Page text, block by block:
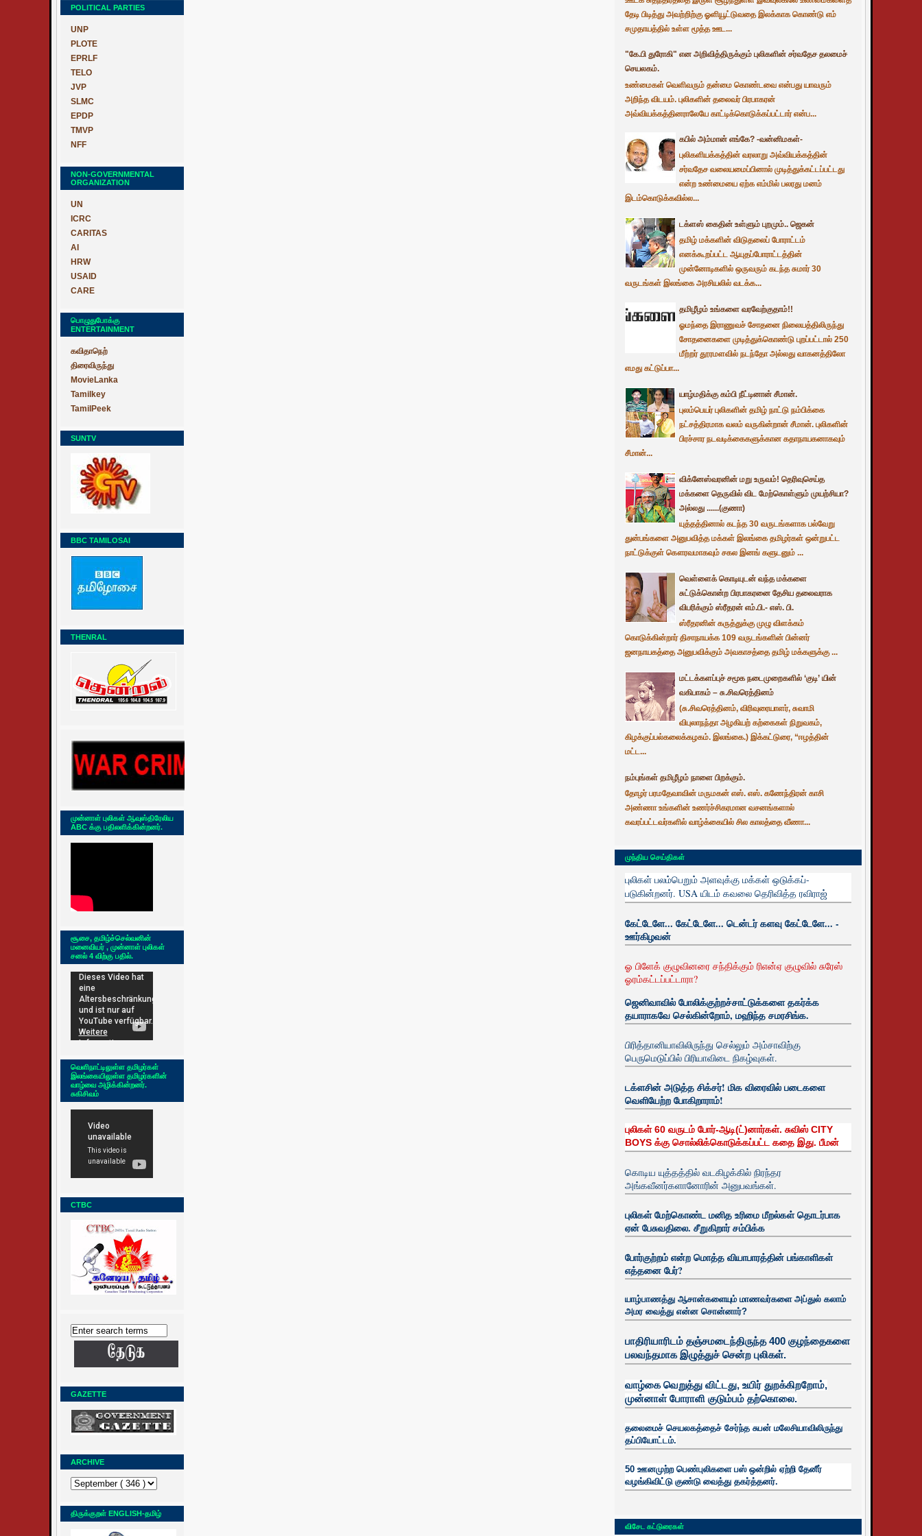
POLITICAL PARTIES
UNP
PLOTE
EPRLF
TELO
JVP
SLMC
EPDP
TMVP
NFF
NON-GOVERNMENTAL
ORGANIZATION
UN
ICRC
CARITAS
AI
HRW
USAID
CARE
பொழுதுபோக்கு
ENTERTAINMENT
கவிதாநெற்
திரைவிருந்து
MovieLanka
Tamilkey
TamilPeek
SUNTV
BBC TAMILOSAI
THENRAL
முன்னாள் புலிகள் ஆவுஸ்திரேலிய
ABC க்கு பதிலளிக்கின்றனர்.
சூசை, தமிழ்ச்செல்வனின்
மனைவியர் , முன்னாள் புலிகள்
சனல் 4 விற்கு பதில்.
வெளிநாட்டிலுள்ள தமிழர்கள்
இலங்கையிலுள்ள தமிழர்களின்
வாழ்வை அழிக்கின்றனர்.
சுகிசிவம்
CTBC
GAZETTE
ARCHIVE
திருக்குறள் ENGLISH-தமிழ்
தேடி பிடித்து அவற்றிற்கு ஓளியூட்டுவதை இலக்காக கொண்டு எம்
சமுதாயத்தில் உள்ள மூத்த ஊட...
"கே.பி துரோகி" என அறிவித்திருக்கும் புலிகளின் சர்வதேச தலமைச்
செயலகம்.
உண்மைகள் வெளிவரும் தன்மை கொண்டவை என்பது யாவரும்
அறிந்த விடயம். புலிகளின் தலைவர் பிரபாகரன்
அவ்வியக்கத்தினராலேயே காட்டிக்கொடுக்கப்பட்டார் என்ப...
கபில் அம்மான் எங்கே? -வன்னிமகள்-
புலிகளியக்கத்தின் வரலாறு அவ்வியக்கத்தின்
சர்வதேச வலையமைப்பினால் முடித்துக்கட்டப்பட்டது
என்ற உண்மையை ஏற்க எம்மில் பலரது மனம்
இடம்கொடுக்கவில்ல...
டக்ளஸ் கைதின் உள்ளும் புறமும்.. ஜெகன்
தமிழ் மக்களின் விடுதலைப் போராட்டம்
எனக்கூறப்பட்ட ஆயுதப்போராட்டத்தின்
முன்னோடிகளில் ஒருவரும் கடந்த சுமார் 30
வருடங்கள் இலங்கை அரசியலில் வடக்க...
தமிழீழம் உங்களை வரவேற்குதாம்!!
ஓமந்தை இராணுவச் சோதனை நிலையத்திலிருந்து
சோதனைகளை முடித்துக்கொண்டு புறப்பட்டால் 250
மீற்றர் தூரமளவில் நடந்தோ அல்லது வாகனத்திலோ
எமது கட்டுப்பா...
யாழ்மதிக்கு கம்பி நீட்டினான் சீமான்.
புலம்பெயர் புலிகளின் தமிழ் நாட்டு நம்பிக்கை
நட்சத்திரமாக வலம் வருகின்றான் சீமான். புலிகளின்
பிரச்சார நடவடிக்கைகளுக்கான கதாநாயகனாகவும்
சீமான்...
விக்னேஸ்வரனின் மறு உருவம்! தெரிவுசெய்த
மக்களை தெருவில் விட மேற்கொள்ளும் முயற்சியா?
அல்லது ......(குணா)
யுத்தத்தினால் கடந்த 30 வருடங்களாக பல்வேறு
துன்பங்களை அனுபவித்த மக்கள் இலங்கை தமிழர்கள் ஒன்றுபட்ட
நாட்டுக்குள் கௌரவமாகவும் சகல இனங் களுடனும் ...
வெள்ளைக் கொடியுடன் வந்த மக்களை
சுட்டுக்கொன்ற பிரபாகரனை தேசிய தலைவராக
விபரிக்கும் ஸ்ரீதரன் எம்.பி.- எஸ். பி.
ஸ்ரீதரனின் கருத்துக்கு முழு விளக்கம்
கொடுக்கின்றார் திசாநாயக்க 109 வருடங்களின் பின்னர்
ஜனநாயகத்தை அனுபவிக்கும் அவகாசத்தை தமிழ் மக்களுக்கு ...
மட்டக்களப்புச் சமூக நடைமுறைகளில் ‘குடி’ யின்
வகிபாகம் – சு.சிவரெத்தினம்
(சு.சிவரெத்தினம், விரிவுரையாளர், சுவாமி
விபுலாநந்தா அழகியற் கற்கைகள் நிறுவகம்,
கிழக்குப்பல்கலைக்கழகம். இலங்கை.) இக்கட்டுரை, “ஈழத்தின்
மட்ட...
நம்புங்கள் தமிழீழம் நாளை பிறக்கும்.
தோழர் பரமதேவாவின் மருமகன் எஸ். எஸ். கணேந்திரன் காசி
அண்ணா உங்களின் உணர்ச்சிகரமான வசனங்களால்
கவரப்பட்டவர்களில் வாழ்க்கையில் சில காலத்தை வீணா...
முந்திய செய்திகள்
புலிகள் பலம்பெறும் அளவுக்கு மக்கள் ஒடுக்கப்-
படுகின்றனர். USA யிடம் கவலை தெரிவித்த ரவிராஜ்
கேட்டேளே... கேட்டேளே... டென்டர் களவு கேட்டேளே... -
ஊர்கிழவன்
ஓ பிளேக் குழுவினரை சந்திக்கும் ரிஎன்ஏ குழுவில் சுரேஸ்
ஓரம்கட்டப்பட்டாரா?
ஜெனிவாவில் போலிக்குற்றச்சாட்டுக்களை தகர்க்க
தயாராகவே செல்கின்றோம், மஹிந்த சமரசிங்க.
பிரித்தானியாவிலிருந்து செல்லும் அம்சாவிற்கு
பெருமெடுப்பில் பிரியாவிடை நிகழ்வுகள்.
டக்ளசின் அடுத்த சிக்சர்! மிக விரைவில் படைகளை
வெளியேற்ற போகிறாராம்!
புலிகள் 60 வருடம் போர்-ஆடி(ட்)னார்கள். சுவிஸ் CITY
BOYS க்கு சொல்லிக்கொடுக்கப்பட்ட கதை இது. பீமன்
கொடிய யுத்தத்தில் வடகிழக்கில் நிரந்தர
அங்கவீனர்களானோரின் அனுபவங்கள்.
புலிகள் மேற்கொண்ட மனித உரிமை மீறல்கள் தொடர்பாக
ஏன் பேசுவதிலை. சீறுகிறார் சம்பிக்க
போர்குற்றம் என்ற மொத்த வியாபாரத்தின் பங்காளிகள்
எத்தனை பேர்?
யாழ்பாணத்து ஆசான்களையும் மாணவர்களை அப்துல் கலாம்
அமர வைத்து என்ன சொன்னார்?
பாதிரியாரிடம் தஞ்சமடைந்திருந்த 400 குழந்தைகளை
பலவந்தமாக இழுத்துச் சென்ற புலிகள்.
வாழ்கை வெறுத்து விட்டது, உயிர் துறக்கிறறோம்,
முன்னாள் போராளி குடும்பம் தற்கொலை.
தலைமைச் செயலகத்தைச் சேர்ந்த சுபன் மலேசியாவிலிருந்து
தப்பியோட்டம்.
50 ஊனமுற்ற பெண்புலிகளை பஸ் ஒன்றில் ஏற்றி தேனீர்
வழங்கிவிட்டு குண்டு வைத்து தகர்த்தனர்.
விசேட கட்டுரைகள்